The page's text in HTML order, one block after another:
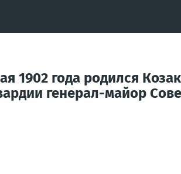
года родился
генерал-майор